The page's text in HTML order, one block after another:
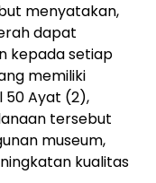
menyatakan,
dapat
kepada setiap
memiliki
50 Ayat (2),
tersebut
museum,
kualitas